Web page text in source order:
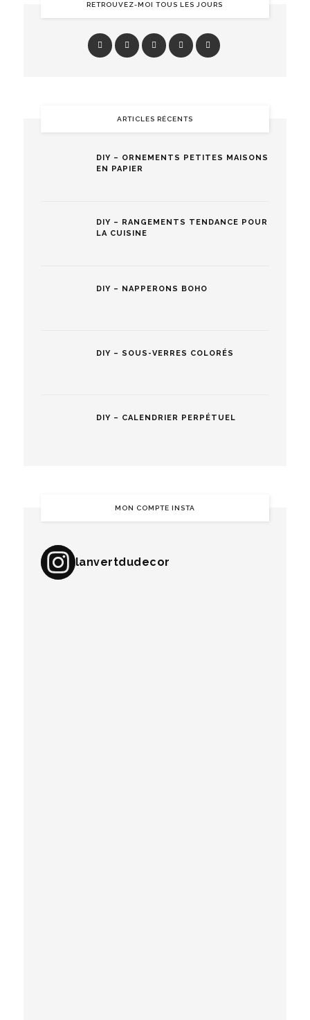
RETROUVEZ-MOI TOUS LES JOURS
ARTICLES RÉCENTS
DIY – ORNEMENTS PETITES MAISONS
EN PAPIER
DIY – RANGEMENTS TENDANCE POUR
LA CUISINE
DIY – NAPPERONS BOHO
DIY – SOUS-VERRES COLORÉS
DIY – CALENDRIER PERPÉTUEL
MON COMPTE INSTA
lanvertdudecor